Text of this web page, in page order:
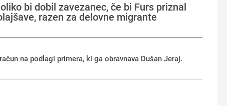
bi dobil zavezanec, če bi Furs priznal
razen za delovne migrante
na podlagi primera, ki ga obravnava Dušan Jeraj.